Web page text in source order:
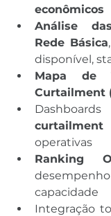
econômicos
Análise
Rede Básica
disponível,
Mapa de
Curtailment
curtailment
operativas
Ranking
capacidade
Integração